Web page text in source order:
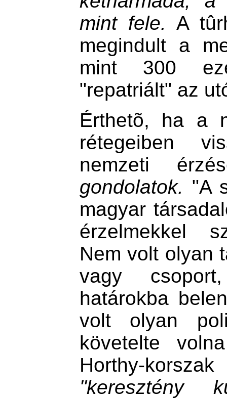
mint fele. A
megindult a
mint 300
"repatriált" az
Érthetõ, ha a
rétegeiben
nemzeti
gondolatok. "A
magyar
érzelmekkel
Nem volt olyan
vagy
határokba
volt olyan
követelte
Horthy-
"keresztény